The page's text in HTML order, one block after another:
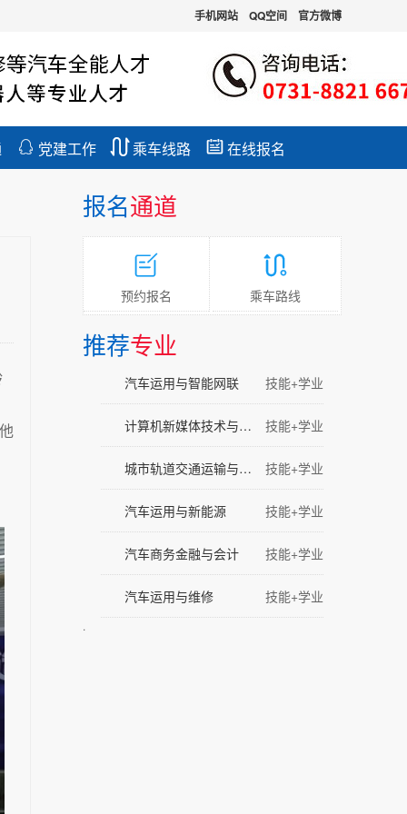
手机网站 QQ空间 官方微博
 党建工作 乘车线路 在线报名
报名通道

预约报名

乘车路线
推荐专业
技能+学业
汽车运用与智能网联
技能+学业
计算机新媒体技术与传播
技能+学业
城市轨道交通运输与管理
技能+学业
汽车运用与新能源
技能+学业
汽车商务金融与会计
技能+学业
汽车运用与维修
.